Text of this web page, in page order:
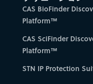
CAS BioFinder
Platform™
CAS SciFinder
Platform™
STN IP Protection